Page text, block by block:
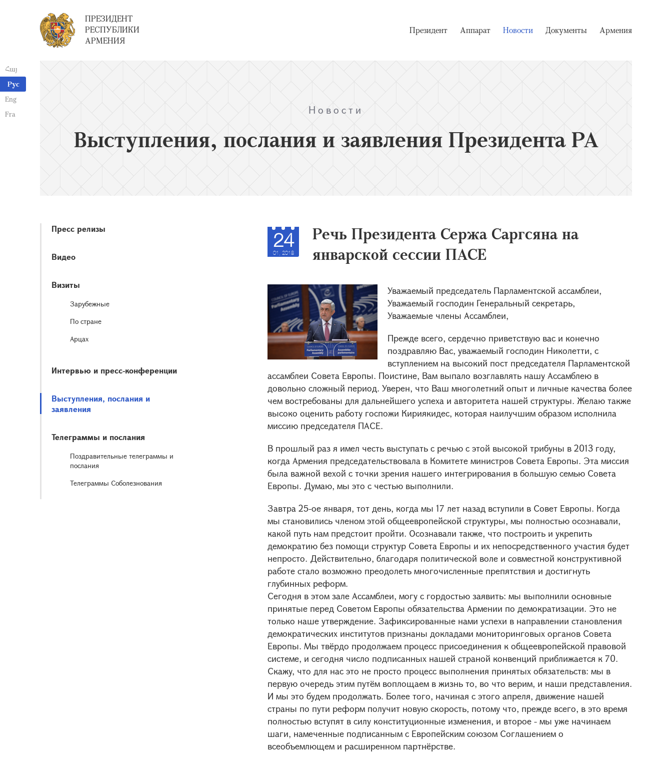
Հայ
Рус
Eng
Fra
ПРЕЗИДЕНТ
РЕСПУБЛИКИ
АРМЕНИЯ
Президент Аппарат Новости Документы Армения
Новости
Выступления, послания и заявления Президента РА
Пресс релизы
Видео
Визиты
Зарубежные
По стране
Арцах
Интервью и пресс-конференции
Выступления, послания и
заявления
Телеграммы и послания
Поздравительные телеграммы и
послания
Телеграммы Соболезнования
24
01, 2018
Речь Президента Сержа Саргсяна на
январской сессии ПАСЕ
Уважаемый председатель Парламентской ассамблеи,
Уважаемый господин Генеральный секретарь,
Уважаемые члены Ассамблеи,
Прежде всего, сердечно приветствую вас и конечно
поздравляю Вас, уважаемый господин Николетти, с
вступлением на высокий пост председателя Парламентской
ассамблеи Совета Европы. Поистине, Вам выпало возглавлять нашу Ассамблею в
довольно сложный период. Уверен, что Ваш многолетний опыт и личные качества более
чем востребованы для дальнейшего успеха и авторитета нашей структуры. Желаю также
высоко оценить работу госпожи Кириякидес, которая наилучшим образом исполнила
миссию председателя ПАСЕ.
В прошлый раз я имел честь выступать с речью с этой высокой трибуны в 2013 году,
когда Армения председательствовала в Комитете министров Совета Европы. Эта миссия
была важной вехой с точки зрения нашего интегрирования в большую семью Совета
Европы. Думаю, мы это с честью выполнили.
Завтра 25-ое января, тот день, когда мы 17 лет назад вступили в Совет Европы. Когда
мы становились членом этой общеевропейской структуры, мы полностью осознавали,
какой путь нам предстоит пройти. Осознавали также, что построить и укрепить
демократию без помощи структур Совета Европы и их непосредственного участия будет
непросто. Действительно, благодаря политической воле и совместной конструктивной
работе стало возможно преодолеть многочисленные препятствия и достигнуть
глубинных реформ.
Сегодня в этом зале Ассамблеи, могу с гордостью заявить: мы выполнили основные
принятые перед Советом Европы обязательства Армении по демократизации. Это не
только наше утверждение. Зафиксированные нами успехи в направлении становления
демократических институтов признаны докладами мониторинговых органов Совета
Европы. Мы твёрдо продолжаем процесс присоединения к общеевропейской правовой
системе, и сегодня число подписанных нашей страной конвенций приближается к 70.
Скажу, что для нас это не просто процесс выполнения принятых обязательств: мы в
первую очередь этим путём воплощаем в жизнь то, во что верим, и наши представления.
И мы это будем продолжать. Более того, начиная с этого апреля, движение нашей
страны по пути реформ получит новую скорость, потому что, прежде всего, в это время
полностью вступят в силу конституционные изменения, и второе - мы уже начинаем
шаги, намеченные подписанным с Европейским союзом Соглашением о
всеобъемлющем и расширенном партнёрстве.